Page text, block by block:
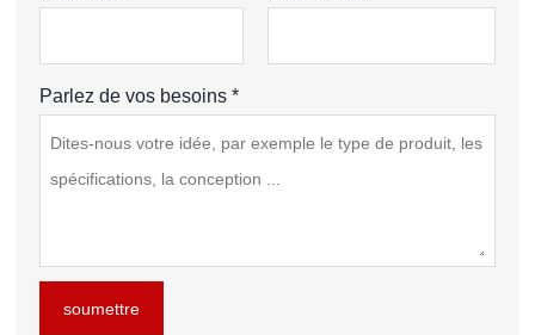
Parlez de vos besoins *
soumettre